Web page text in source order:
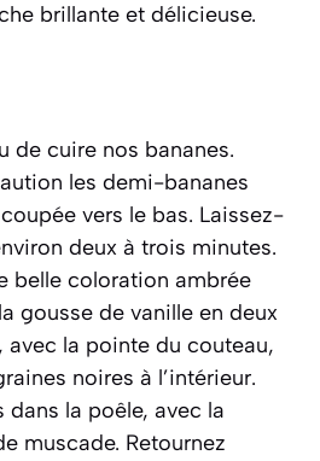
brillante et délicieuse.
de cuire nos bananes.
les demi-bananes
vers le bas. Laissez-
deux à trois minutes.
belle coloration ambrée
gousse de vanille en deux
avec la pointe du couteau,
noires à l’intérieur.
la poêle, avec la
muscade. Retournez